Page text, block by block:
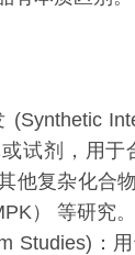
试剂，用于
他复杂化合
） 等研究。
Studies)：